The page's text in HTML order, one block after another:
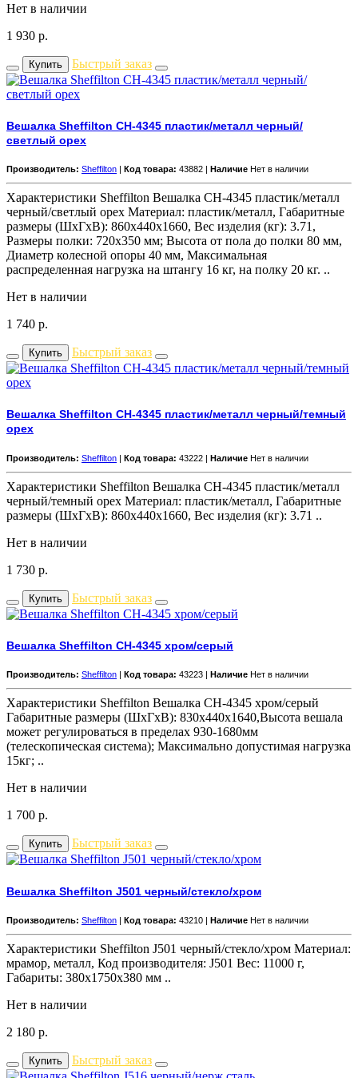
Нет в наличии
1 930 р.
Купить Быстрый заказ
Вешалка Sheffilton CH-4345 пластик/металл черный/
светлый орех
Производитель: Sheffilton | Код товара: 43882 | Наличие Нет в наличии
Характеристики Sheffilton Вешалка CH-4345 пластик/металл
черный/светлый орех Материал: пластик/металл, Габаритные
размеры (ШхГхВ): 860x440x1660, Вес изделия (кг): 3.71,
Размеры полки: 720х350 мм; Высота от пола до полки 80 мм,
Диаметр колесной опоры 40 мм, Максимальная
распределенная нагрузка на штангу 16 кг, на полку 20 кг. ..
Нет в наличии
1 740 р.
Купить Быстрый заказ
Вешалка Sheffilton CH-4345 пластик/металл черный/темный
орех
Производитель: Sheffilton | Код товара: 43222 | Наличие Нет в наличии
Характеристики Sheffilton Вешалка CH-4345 пластик/металл
черный/темный орех Материал: пластик/металл, Габаритные
размеры (ШхГхВ): 860x440x1660, Вес изделия (кг): 3.71 ..
Нет в наличии
1 730 р.
Купить Быстрый заказ
Вешалка Sheffilton CH-4345 хром/серый
Производитель: Sheffilton Код товара: 43223 | Наличие Нет в наличии
Характеристики Sheffilton Вешалка CH-4345 хром/серый
Габаритные размеры (ШхГхВ): 830x440x1640,Высота вешала
может регулироваться в пределах 930-1680мм
(телескопическая система); Максимально допустимая нагрузка
15кг; ..
Нет в наличии
1 700 р.
Купить Быстрый заказ
Вешалка Sheffilton J501 черный/стекло/хром
Производитель: Sheffilton | Код товара: 43210 | Наличие Нет в наличии
Характеристики Sheffilton J501 черный/стекло/хром Материал:
мрамор, металл, Код производителя: J501 Вес: 11000 г,
Габариты: 380x1750x380 мм ..
Нет в наличии
2 180 р.
Купить Быстрый заказ